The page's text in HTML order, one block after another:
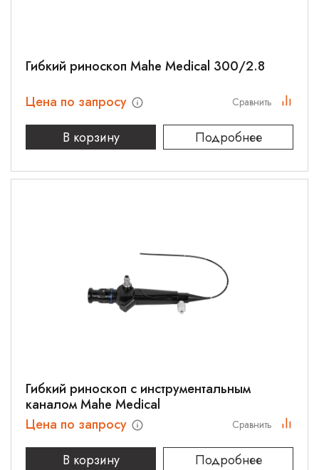
Гибкий риноскоп Mahe Medical 300/2.8
Цена по запросу
В корзину
Подробнее
Сравнить
Гибкий риноскоп с инструментальным
каналом Mahe Medical
Цена по запросу
В корзину
Подробнее
Сравнить